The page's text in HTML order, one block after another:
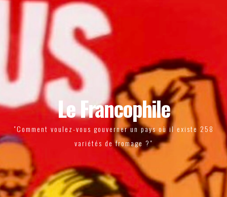
Le Francophile
"Comment voulez-vous gouverner un pays où il existe 258
variétés de fromage ?"